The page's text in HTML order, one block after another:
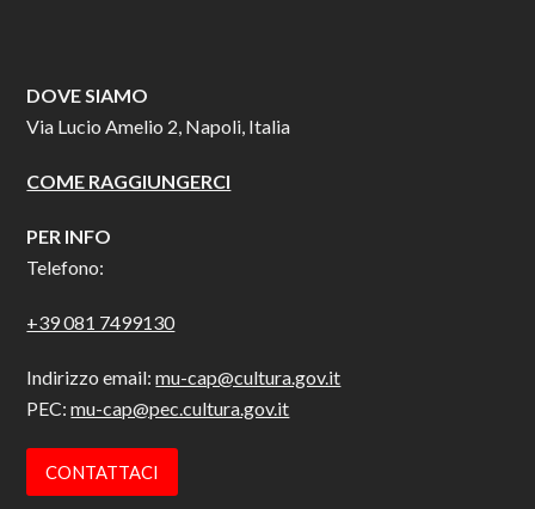
DOVE SIAMO
Via Lucio Amelio 2, Napoli, Italia
COME RAGGIUNGERCI
PER INFO
Telefono:
+39 081 7499130
Indirizzo email:mu-cap@cultura.gov.it
PEC:mu-cap@pec.cultura.gov.it
CONTATTACI